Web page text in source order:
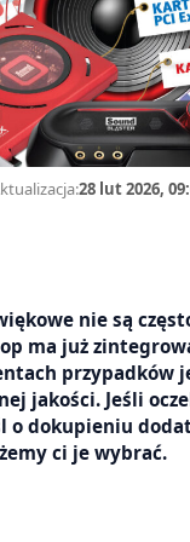
28 lut 2026,
nie są
ma już
przypadków
jakości. Jeśli
o dokupieniu
ci je wybrać.